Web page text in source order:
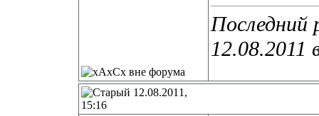
Последний
12.08.2011
12.08.2011,
15:16